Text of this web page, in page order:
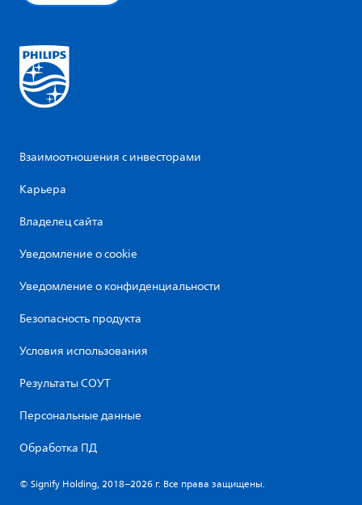
Взаимоотношения с инвесторами
Карьера
Владелец сайта
Уведомление о cookie
Уведомление о конфиденциальности
Безопасность продукта
Условия использования
Результаты СОУТ
Персональные данные
Обработка ПД
© Signify Holding, 2018–2026 г. Все права защищены.